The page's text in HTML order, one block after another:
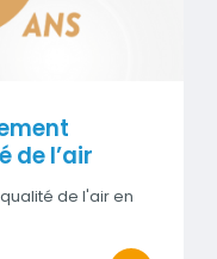
de l’air
de l'air en